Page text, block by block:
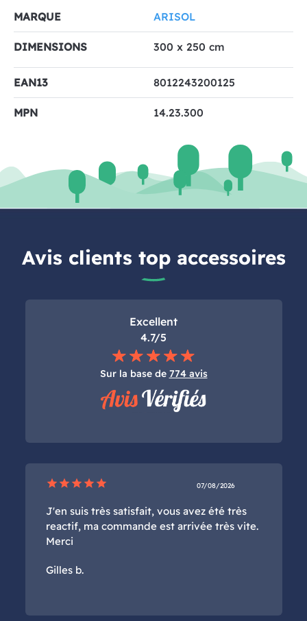
MARQUE ARISOL
DIMENSIONS 300 x 250 cm
EAN13 8012243200125
MPN 14.23.300
Avis clients top accessoires
Excellent
4.7/5
Sur la base de 774 avis
star star star star star 07/08/2026
J'en suis très satisfait, vous avez été très
reactif, ma commande est arrivée très vite.
Merci
Gilles b.